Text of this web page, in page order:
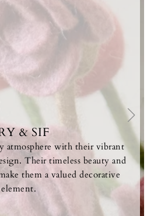
& SIF
atmosphere with their vibrant
Their timeless beauty and
them a valued decorative
element.